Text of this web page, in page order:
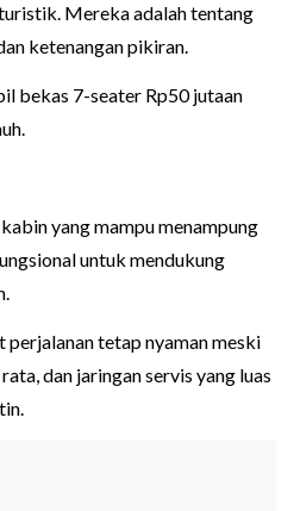
Mereka adalah tentang
ketenangan pikiran.
bekas 7-seater Rp50 jutaan
yang mampu menampung
untuk mendukung
tetap nyaman meski
dan jaringan servis yang luas